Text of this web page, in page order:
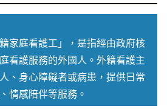
家庭看護工」，是指經由政府核
看護服務的外國人。外籍看護主
、身心障礙者或病患，提供日常
情感陪伴等服務。